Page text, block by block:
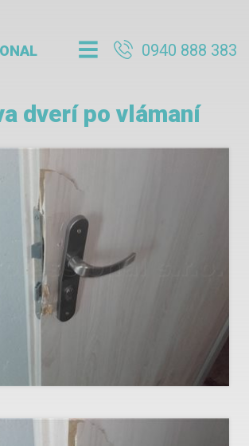
0940 888 383
dverí po vlámaní